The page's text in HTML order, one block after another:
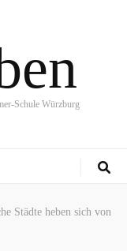
Schule Würzburg
Städte heben sich von